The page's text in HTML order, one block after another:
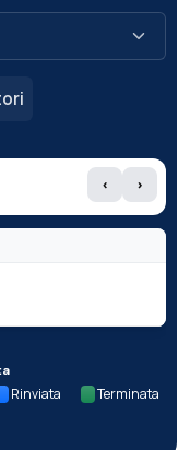
‹ ›
Rinviata Terminata